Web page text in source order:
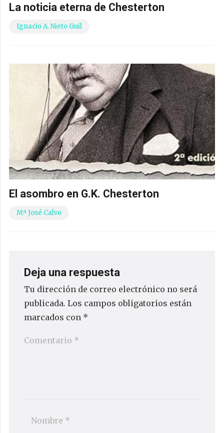
La noticia eterna de Chesterton
Ignacio A. Nieto Guil
El asombro en G.K. Chesterton
Mª José Calvo
Deja una respuesta
Tu dirección de correo electrónico no será
publicada. Los campos obligatorios están
marcados con *